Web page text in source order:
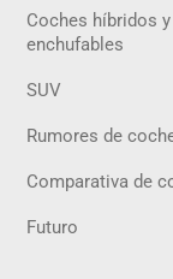
Coches híbridos y
enchufables
SUV
Rumores de
Comparativa de
Futuro